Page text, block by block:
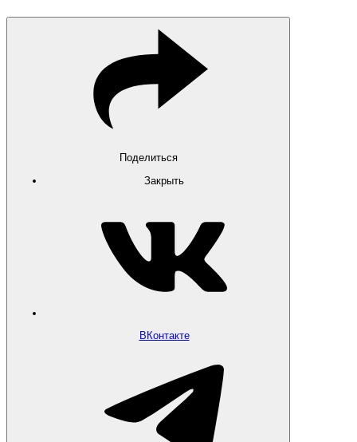
Поделиться
Закрыть
ВКонтакте